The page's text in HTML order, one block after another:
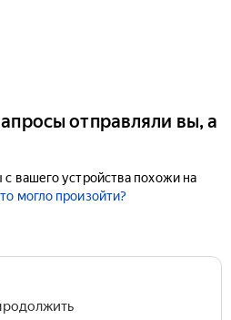
отправляли вы, а
вашего устройства похожи на
могло произойти?